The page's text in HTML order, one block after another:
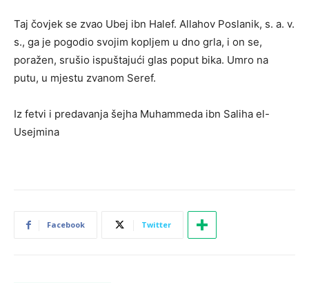
Taj čovjek se zvao Ubej ibn Halef. Allahov Poslanik, s. a. v.
s., ga je pogodio svojim kopljem u dno grla, i on se,
poražen, srušio ispuštajući glas poput bika. Umro na
putu, u mjestu zvanom Seref.
Iz fetvi i predavanja šejha Muhammeda ibn Saliha el-
Usejmina
Facebook Twitter